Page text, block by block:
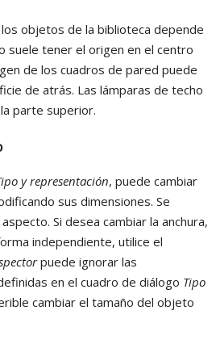
objetos de la biblioteca depende
suele tener el origen en el centro
de los cuadros de pared puede
de atrás. Las lámparas de techo
parte superior.
y representación, puede cambiar
sus dimensiones. Se
Si desea cambiar la anchura,
independiente, utilice el
puede ignorar las
en el cuadro de diálogo Tipo
cambiar el tamaño del objeto